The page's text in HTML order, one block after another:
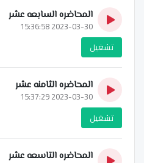
المحاضره السابعه عشر
2023-03-30 15:36:58
تشغيل
المحاضره الثامنه عشر
2023-03-30 15:37:29
تشغيل
المحاضره التاسعه عشر